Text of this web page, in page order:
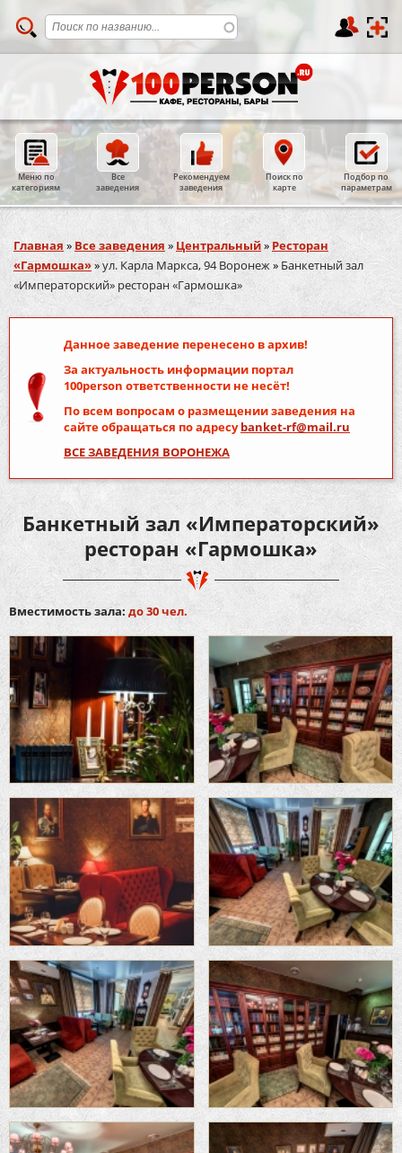
Меню по
категориям
Все
заведения
Рекомендуем
заведения
Поиск по
карте
Подбор по
параметрам
Вы здесь
Главная » Все заведения » Центральный» Ресторан
«Гармошка»»ул. Карла Маркса, 94 Воронеж» Банкетный зал
«Императорский» ресторан «Гармошка»
Данное заведение перенесено в архив!
За актуальность информации портал
100person ответственности не несёт!
По всем вопросам о размещении заведения на
сайте обращаться по адресуbanket-rf@mail.ru
ВСЕ ЗАВЕДЕНИЯ ВОРОНЕЖА
Банкетный зал «Императорский»
ресторан «Гармошка»
Вместимость зала: до 30 чел.